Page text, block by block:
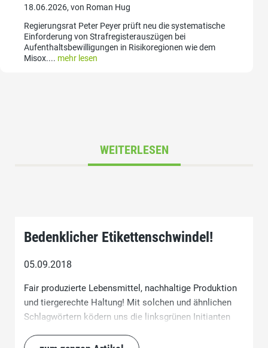
18.06.2026, von Roman Hug
Regierungsrat Peter Peyer prüft neu die systematische
Einforderung von Strafregisterauszügen bei
Aufenthaltsbewilligungen in Risikoregionen wie dem
Misox.... mehr lesen
WEITERLESEN
Bedenklicher Etikettenschwindel!
05.09.2018
Fair produzierte Lebensmittel, nachhaltige Produktion
und tiergerechte Haltung! Mit solchen und ähnlichen
Schlagwörtern ködern uns die linksgrünen Initianten
Ernährungssouveränität».